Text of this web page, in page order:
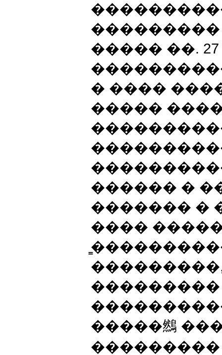
���������
����� ��.
� ����
�����
������ �
������� �
����
���������
�����䳿
���������